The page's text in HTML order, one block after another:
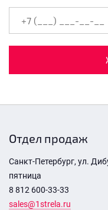
Отдел продаж
Санкт-Петербург, ул.
пятница
8 812 600-33-33
sales@1strela.ru